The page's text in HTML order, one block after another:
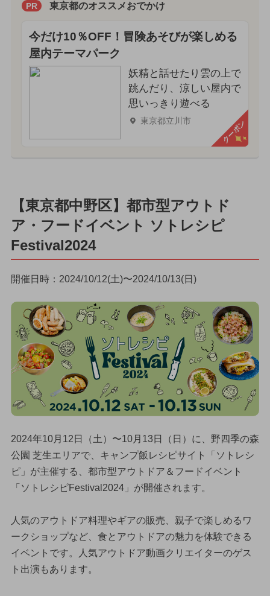
PR 東京都のオススメおでかけ
今だけ10％OFF！冒険あそびが楽しめる
屋内テーマパーク
妖精と話せたり雲の上で
跳んだり、涼しい屋内で
思いっきり遊べる
東京都立川市 クーポン
【東京都中野区】都市型アウトド
ア・フードイベント ソトレシピ
Festival2024
開催日時：2024/10/12(土)〜2024/10/13(日)
2024年10月12日（土）〜10月13日（日）に、野四季の森
公園 芝生エリアで、キャンプ飯レシピサイト「ソトレシ
ピ」が主催する、都市型アウトドア＆フードイベント
「ソトレシピFestival2024」が開催されます。
人気のアウトドア料理やギアの販売、親子で楽しめるワ
ークショップなど、食とアウトドアの魅力を体験できる
イベントです。人気アウトドア動画クリエイターのゲス
ト出演もあります。